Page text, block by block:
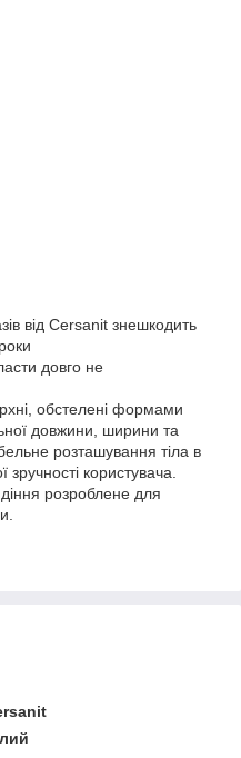
від Cersanit знешкодить
довго не
обстелені формами
довжини, ширини та
розташування тіла в
користувача.
розроблене для